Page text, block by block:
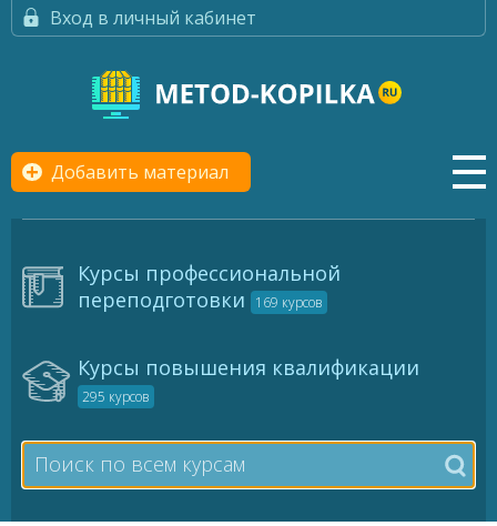
Вход в личный кабинет
Добавить материал
Курсы профессиональной
переподготовки
169 курсов
Курсы повышения квалификации
295 курсов